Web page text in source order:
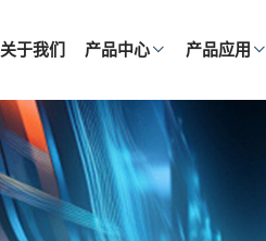
关于我们 产品中心 产品应用